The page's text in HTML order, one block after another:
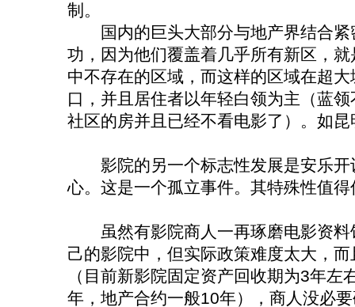
制。
国内的巨头大部分与地产界结合紧
功，因为他们覆盖着几乎所有新区，
中不存在的区域，而这样的区域在超
口，并且居住者以年轻白领为主（蓝
社区的房并且已经不看电影了）。如昆
影院的另一个标志性发展是安乐开
心。这是一个孤立事件。其特殊性值
虽然有影院商人一再琢磨电影资料
己的影院中，但实际政策难度太大，
（目前新影院固定资产回收期为3年
年，地产合约一般10年），商人没必